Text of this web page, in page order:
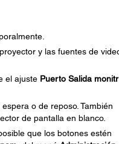
y las fuentes de
el ajuste Puerto Salida monitr
o de reposo. También
de pantalla en blanco.
que los botones estén